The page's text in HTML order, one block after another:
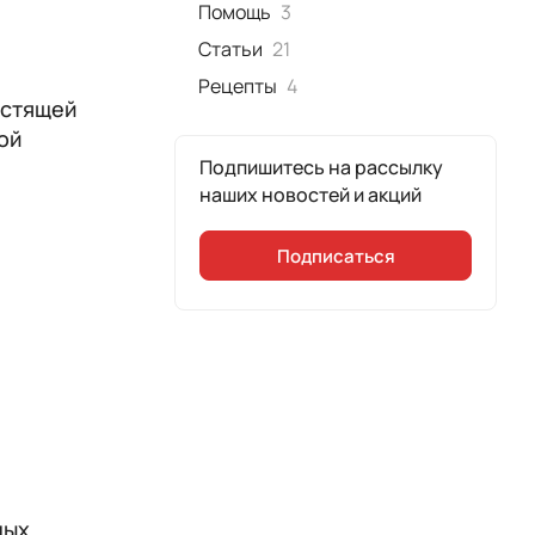
Помощь 3
Статьи 21
Рецепты 4
Подпишитесь на рассылку
наших новостей и акций
Подписаться